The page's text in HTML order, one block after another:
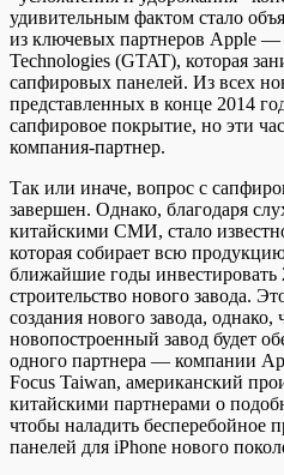
удивительным фактом стало
из ключевых партнеров Apple
Technologies (GTAT), которая
сапфировых панелей. Из всех
представленных в конце 2014
сапфировое покрытие, но эти
компания-партнер.
Так или иначе, вопрос с
завершен. Однако, благодаря
китайскими СМИ, стало
которая собирает всю
ближайшие годы инвестировать
строительство нового завода.
создания нового завода,
новопостроенный завод будет
одного партнера — компании
Focus Taiwan, американский
китайскими партнерами о
чтобы наладить бесперебойное
панелей для iPhone нового